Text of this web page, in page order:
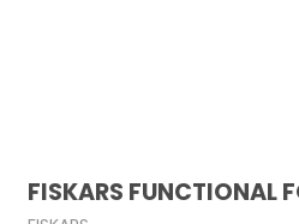
FISKARS FUNCTIONAL